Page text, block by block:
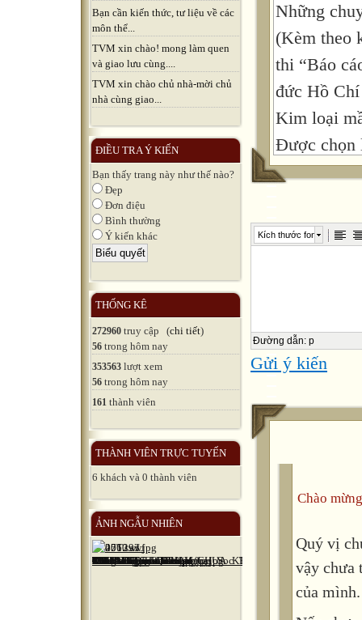
Bạn cần kiến thức, tư liệu về các
môn thể...
TVM xin chào! mong làm quen
và giao lưu cùng....
TVM xin chào chủ nhà-mời chủ
nhà cùng giao...
ĐIỀU TRA Ý KIẾN
Bạn thấy trang này như thế nào?
Đẹp
Đơn điệu
Bình thường
Ý kiến khác
THỐNG KÊ
272960 truy cập (chi tiết)
56 trong hôm nay
353563 lượt xem
56 trong hôm nay
161 thành viên
THÀNH VIÊN TRỰC TUYẾN
6 khách và 0 thành viên
ẢNH NGẪU NHIÊN
Những
(Kèm theo
thi “Báo
đức Hồ
Kim loại
Được chọn
gương đạo
nội-2007
chuyện về
khảo.
* Lưu ý: +
+ Chữ số
gương đạo
công tác
1- [6.] Tôi
Bác Hồ
nhập
Kích thước font
Đường dẫn: p
Gửi ý kiến
Chào
Quý vị
vậy chưa
của mình.